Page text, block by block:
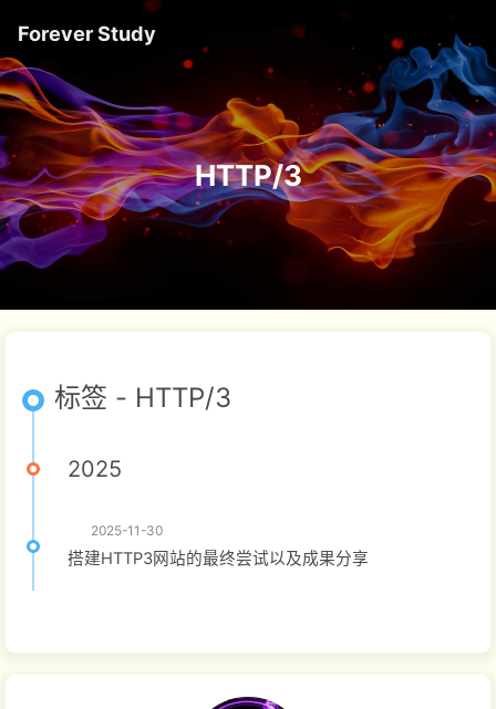
Forever Study
HTTP/3
标签 - HTTP/3
2025
2025-11-30
搭建HTTP3网站的最终尝试以及成果分享